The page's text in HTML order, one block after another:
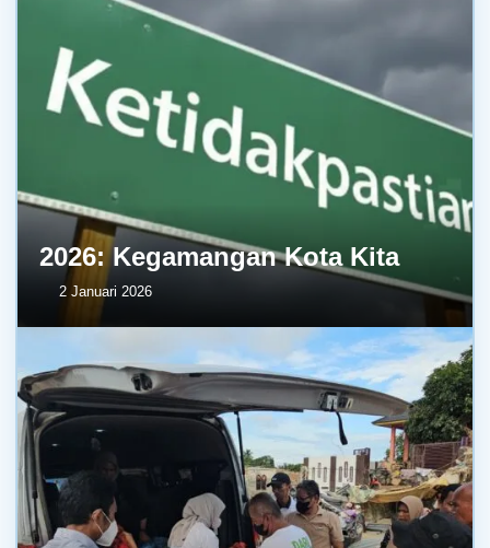
2026: Kegamangan Kota Kita
2 Januari 2026